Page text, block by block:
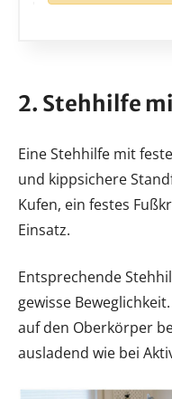
2. Stehhilfe
Eine Stehhilfe mit
und kippsichere
Kufen, ein festes
Einsatz.
Entsprechende
gewisse
auf den Oberkörper
ausladend wie bei